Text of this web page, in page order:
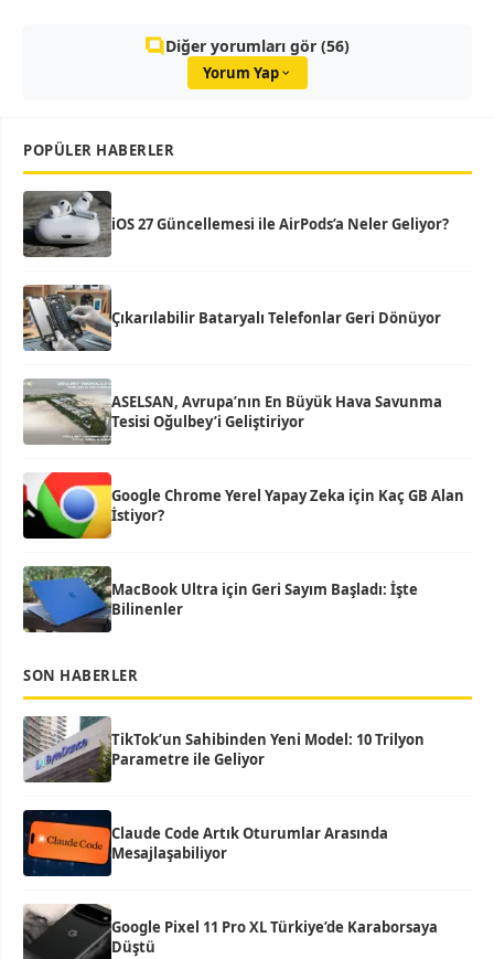
Diğer yorumları gör (56)
Yorum Yap
POPÜLER HABERLER
iOS 27 Güncellemesi ile AirPods’a Neler Geliyor?
Çıkarılabilir Bataryalı Telefonlar Geri Dönüyor
ASELSAN, Avrupa’nın En Büyük Hava Savunma
Tesisi Oğulbey’i Geliştiriyor
Google Chrome Yerel Yapay Zeka için Kaç GB Alan
İstiyor?
MacBook Ultra için Geri Sayım Başladı: İşte
Bilinenler
SON HABERLER
TikTok’un Sahibinden Yeni Model: 10 Trilyon
Parametre ile Geliyor
Claude Code Artık Oturumlar Arasında
Mesajlaşabiliyor
Google Pixel 11 Pro XL Türkiye’de Karaborsaya
Düştü